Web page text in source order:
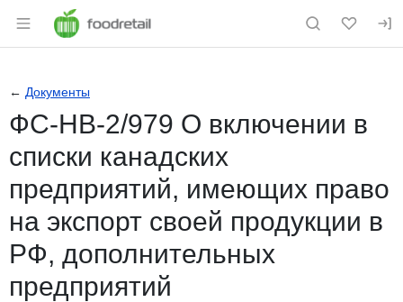
Раздел навигации по сайту
← Документы
ФС-НВ-2/979 О включении в
списки канадских
предприятий, имеющих право
на экспорт своей продукции в
РФ, дополнительных
предприятий